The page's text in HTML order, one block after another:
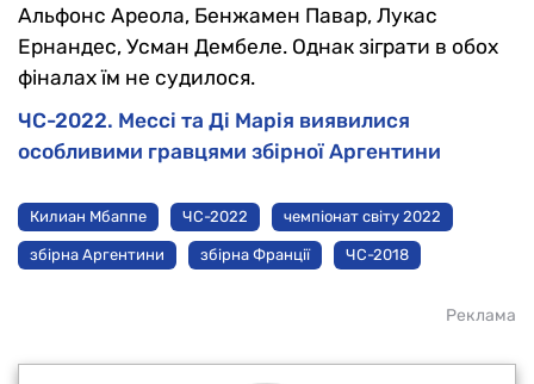
Альфонс Ареола, Бенжамен Павар, Лукас
Ернандес, Усман Дембеле. Однак зіграти в обох
фіналах їм не судилося.
ЧС-2022. Мессі та Ді Марія виявилися
особливими гравцями збірної Аргентини
Килиан Мбаппе ЧС-2022 чемпіонат світу 2022
збірна Аргентини збірна Франції ЧС-2018
Реклама